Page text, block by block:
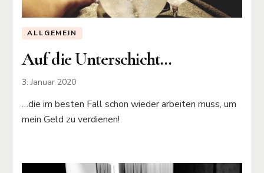
ALLGEMEIN
Auf die Unterschicht…
3. Januar 2020
…die im besten Fall schon wieder arbeiten muss, um
mein Geld zu verdienen!